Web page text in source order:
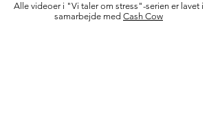
Alle videoer i "Vi taler om stress"-serien er lavet i
samarbejde med Cash Cow